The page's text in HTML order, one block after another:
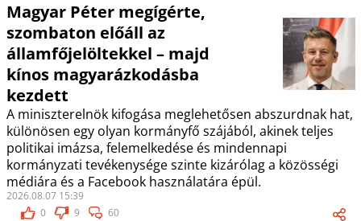
Magyar Péter megígérte,
szombaton előáll az
államfőjelöltekkel – majd
kínos magyarázkodásba
kezdett
A miniszterelnök kifogása meglehetősen abszurdnak hat,
különösen egy olyan kormányfő szájából, akinek teljes
politikai imázsa, felemelkedése és mindennapi
kormányzati tevékenysége szinte kizárólag a közösségi
médiára és a Facebook használatára épül.
2026.08.07 15:39
0
9 60